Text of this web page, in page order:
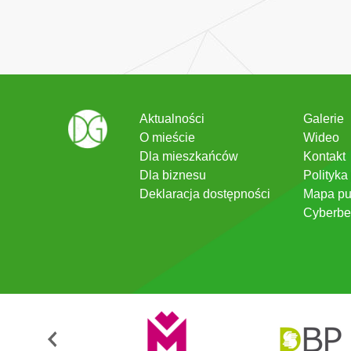
Aktualności
O mieście
Dla mieszkańców
Dla biznesu
Deklaracja dostępności
Galerie
Wideo
Kontakt
Mapa